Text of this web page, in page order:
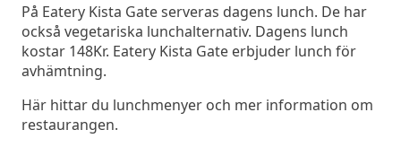
På Eatery Kista Gate serveras dagens lunch. De har
också vegetariska lunchalternativ. Dagens lunch
kostar 148Kr. Eatery Kista Gate erbjuder lunch för
avhämtning.
Här hittar du lunchmenyer och mer information om
restaurangen.